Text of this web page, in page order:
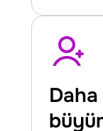
Daha